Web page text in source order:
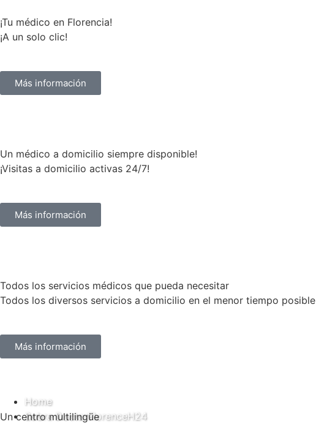
Home
Sobre DoctorFlorenceH24
¡Tu médico en Florencia!
¡A un solo clic!
Más información
Un médico a domicilio siempre disponible!
¡Visitas a domicilio activas 24/7!
Más información
Todos los servicios médicos que pueda necesitar
Todos los diversos servicios a domicilio en el menor tiempo posible
Más información
Un centro multilingüe